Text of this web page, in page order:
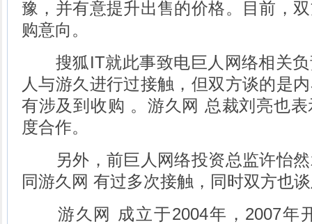
豫，并有意提升出售的价格。目前，
购意向。
搜狐IT就此事致电巨人网络相关负
人与游久进行过接触，但双方谈的是
有涉及到收购 。游久网 总裁刘亮也
度合作。
另外，前巨人网络投资总监许怡然
同游久网 有过多次接触，同时双方也
游久网 成立于2004年，2007年